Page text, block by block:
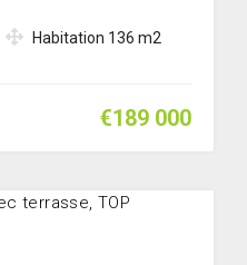
Habitation 136 m2
€189 000